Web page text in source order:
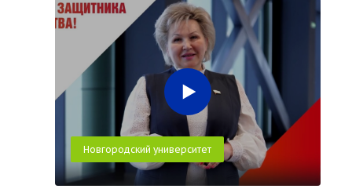
Новгородский университет